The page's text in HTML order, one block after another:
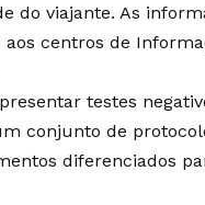
do viajante. As
centros de
testes
conjunto de
diferenciados